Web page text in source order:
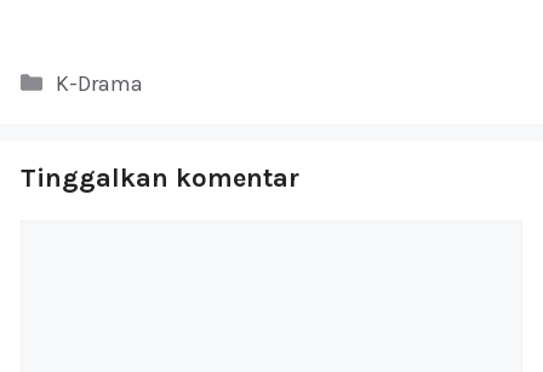
Kategori
K-Drama
Tinggalkan komentar